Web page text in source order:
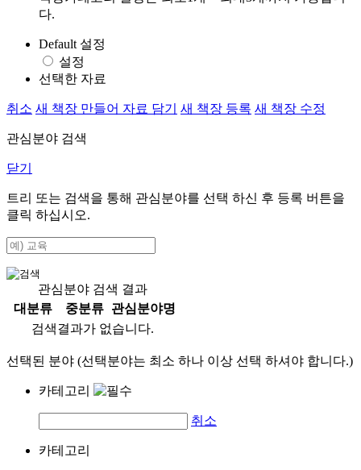
다.
Default 설정
설정
선택한 자료
취소 새 책장 만들어 자료 담기 새 책장 등록 새 책장 수정
관심분야 검색
닫기
트리 또는 검색을 통해 관심분야를 선택 하신 후 등록 버튼을
클릭 하십시오.
관심분야 검색 결과
대분류
중분류
관심분야명
검색결과가 없습니다.
선택된 분야 (선택분야는 최소 하나 이상 선택 하셔야 합니다.)
카테고리
취소
카테고리